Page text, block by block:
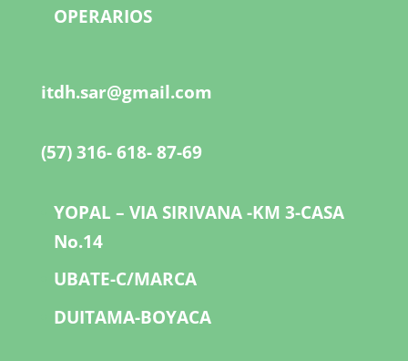
OPERARIOS
itdh.sar@gmail.com
(57) 316- 618- 87-69
YOPAL – VIA SIRIVANA -KM 3-CASA
No.14
UBATE-C/MARCA
DUITAMA-BOYACA